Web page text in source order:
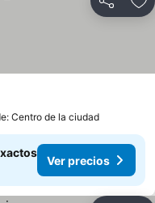
Compartir
Centro de la ciudad
Ver precios